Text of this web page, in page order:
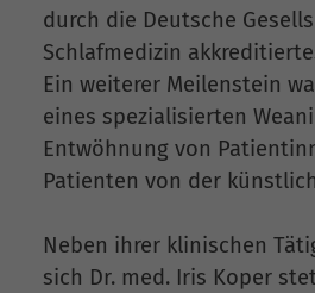
durch die Deutsche
Schlafmedizin
Ein weiterer Meilenstein
eines spezialisierten
Entwöhnung von
Patienten von der
Neben ihrer klinischen
sich Dr. med. Iris Koper